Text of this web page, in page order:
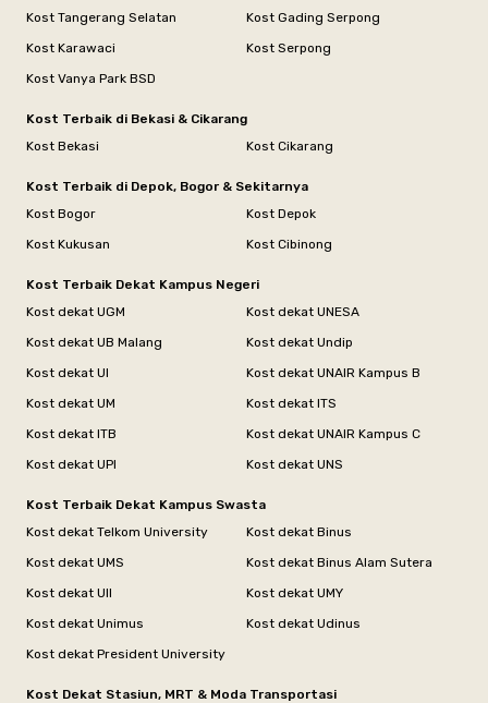
Kost Tangerang Selatan
Kost Gading Serpong
Kost Karawaci
Kost Serpong
Kost Vanya Park BSD
Kost Terbaik di Bekasi & Cikarang
Kost Bekasi
Kost Cikarang
Kost Terbaik di Depok, Bogor & Sekitarnya
Kost Bogor
Kost Depok
Kost Kukusan
Kost Cibinong
Kost Terbaik Dekat Kampus Negeri
Kost dekat UGM
Kost dekat UNESA
Kost dekat UB Malang
Kost dekat Undip
Kost dekat UI
Kost dekat UNAIR Kampus B
Kost dekat UM
Kost dekat ITS
Kost dekat ITB
Kost dekat UNAIR Kampus C
Kost dekat UPI
Kost dekat UNS
Kost Terbaik Dekat Kampus Swasta
Kost dekat Telkom University
Kost dekat Binus
Kost dekat UMS
Kost dekat Binus Alam Sutera
Kost dekat UII
Kost dekat UMY
Kost dekat Unimus
Kost dekat Udinus
Kost dekat President University
Kost Dekat Stasiun, MRT & Moda Transportasi